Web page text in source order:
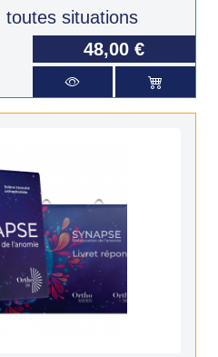
toutes situations
48,00 €